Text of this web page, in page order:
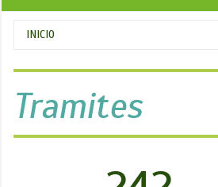
Se
encuentra
usted
aquí
INICIO
Tramites